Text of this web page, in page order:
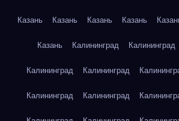
Казань Казань Казань Казань
Казань Калининград Калининград
Калининград Калининград
Калининград Калининград